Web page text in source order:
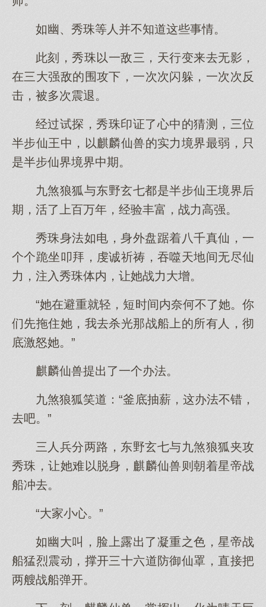
如幽、秀珠等人并不知道这些事情。
此刻，秀珠以一敌三，天行变来去无影，
在三大强敌的围攻下，一次次闪躲，一次次反
击，被多次震退。
经过试探，秀珠印证了心中的猜测，三位
半步仙王中，以麒麟仙兽的实力境界最弱，只
是半步仙界境界中期。
九煞狼狐与东野玄七都是半步仙王境界后
期，活了上百万年，经验丰富，战力高强。
秀珠身法如电，身外盘踞着八千真仙，一
个个跪坐叩拜，虔诚祈祷，吞噬天地间无尽仙
力，注入秀珠体内，让她战力大增。
“她在避重就轻，短时间内奈何不了她。你
们先拖住她，我去杀光那战船上的所有人，彻
底激怒她。”
麒麟仙兽提出了一个办法。
九煞狼狐笑道：“釜底抽薪，这办法不错，
去吧。”
三人兵分两路，东野玄七与九煞狼狐夹攻
秀珠，让她难以脱身，麒麟仙兽则朝着星帝战
船冲去。
“大家小心。”
如幽大叫，脸上露出了凝重之色，星帝战
船猛烈震动，撑开三十六道防御仙罩，直接把
两艘战船弹开。